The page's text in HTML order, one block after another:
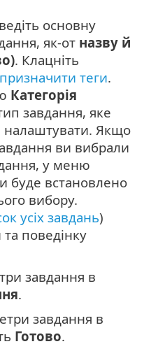
основну
як-от назву й
. Клацніть
призначити теги.
Категорія
завдання, яке
налаштувати. Якщо
ви вибрали
у меню
буде встановлено
вибору.
усіх завдань)
поведінку
завдання в
.
завдання в
Готово.